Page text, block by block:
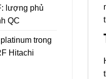
lượng phủ
QC
trong
Hitachi